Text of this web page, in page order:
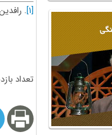
[1]
.
تعداد